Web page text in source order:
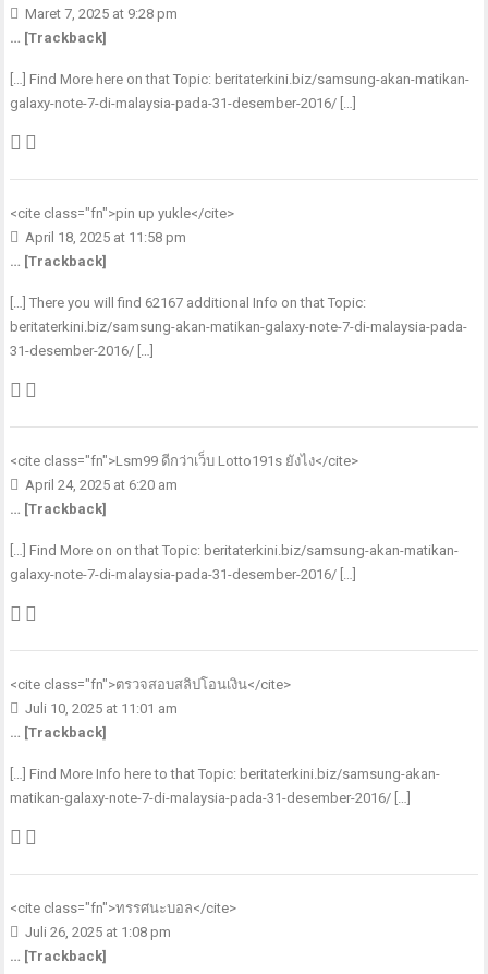
Maret 7, 2025 at 9:28 pm
… [Trackback]
[…] Find More here on that Topic: beritaterkini.biz/samsung-akan-matikan-
galaxy-note-7-di-malaysia-pada-31-desember-2016/ […]
<cite class="fn">pin up yukle</cite>
April 18, 2025 at 11:58 pm
… [Trackback]
[…] There you will find 62167 additional Info on that Topic:
beritaterkini.biz/samsung-akan-matikan-galaxy-note-7-di-malaysia-pada-
31-desember-2016/ […]
<cite class="fn">Lsm99 ดีกว่าเว็บ Lotto191s ยังไง</cite>
April 24, 2025 at 6:20 am
… [Trackback]
[…] Find More on on that Topic: beritaterkini.biz/samsung-akan-matikan-
galaxy-note-7-di-malaysia-pada-31-desember-2016/ […]
<cite class="fn">ตรวจสอบสลิปโอนเงิน</cite>
Juli 10, 2025 at 11:01 am
… [Trackback]
[…] Find More Info here to that Topic: beritaterkini.biz/samsung-akan-
matikan-galaxy-note-7-di-malaysia-pada-31-desember-2016/ […]
<cite class="fn">ทรรศนะบอล</cite>
Juli 26, 2025 at 1:08 pm
… [Trackback]